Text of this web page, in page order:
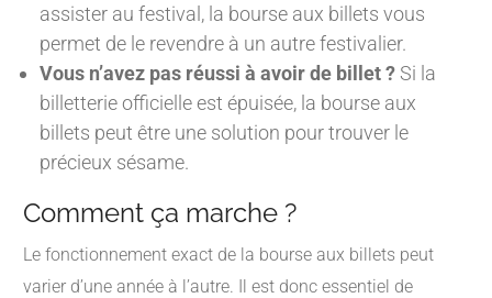
assister au festival, la bourse aux billets vous
permet de le revendre à un autre festivalier.
Vous n’avez pas réussi à avoir de billet ?Si la
billetterie officielle est épuisée, la bourse aux
billets peut être une solution pour trouver le
précieux sésame.
Comment ça marche ?
Le fonctionnement exact de la bourse aux billets peut
varier d’une année à l’autre. Il est donc essentiel de